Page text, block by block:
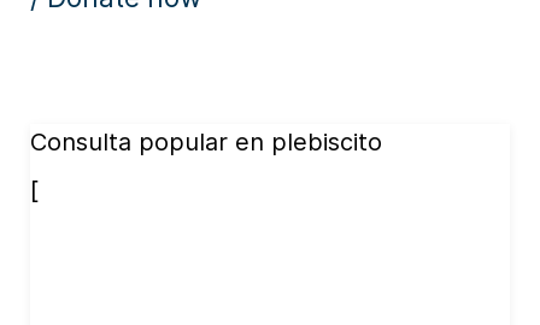
Consulta popular en plebiscito
[